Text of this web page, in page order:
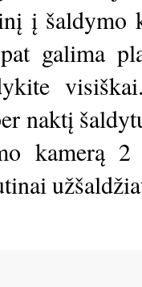
į šaldymo
galima
naktį
kamerą 2